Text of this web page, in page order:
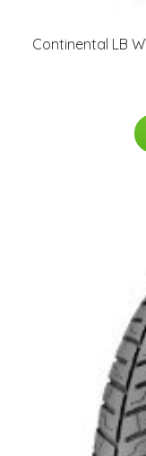
Continental LB